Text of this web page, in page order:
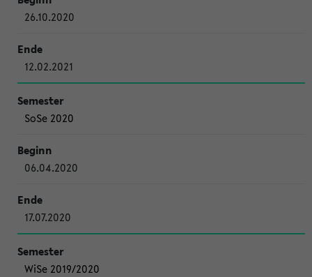
26.10.2020
12.02.2021
SoSe 2020
06.04.2020
17.07.2020
WiSe 2019/2020